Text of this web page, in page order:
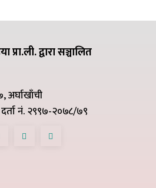
प्रा.ली. द्वारा सञ्चालित
अर्घाखाँची
नं. २९९७-२०७८/७९